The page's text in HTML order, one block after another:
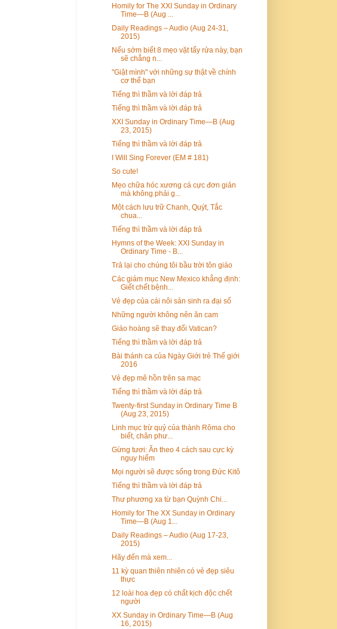
Homily for The XXI Sunday in Ordinary
Time—B (Aug ...
Daily Readings – Audio (Aug 24-31,
2015)
Nếu sớm biết 8 mẹo vặt tẩy rửa này, bạn
sẽ chẳng n...
"Giật mình" với những sự thật về chính
cơ thể bạn
Tiếng thì thầm và lời đáp trả
Tiếng thì thầm và lời đáp trả
XXI Sunday in Ordinary Time—B (Aug
23, 2015)
Tiếng thì thầm và lời đáp trả
I Will Sing Forever (EM # 181)
So cute!
Mẹo chữa hóc xương cá cực đơn giản
mà không phải g...
Một cách lưu trữ Chanh, Quýt, Tắc
chua...
Tiếng thì thầm và lời đáp trả
Hymns of the Week: XXI Sunday in
Ordinary Time - B...
Trả lại cho chúng tôi bầu trời tôn giáo
Các giám mục New Mexico khẳng định:
Giết chết bệnh...
Vẻ đẹp của cái nôi sản sinh ra đại số
Những người không nên ăn cam
Giáo hoàng sẽ thay đổi Vatican?
Tiếng thì thầm và lời đáp trả
Bài thánh ca của Ngày Giới trẻ Thế giới
2016
Vẻ đẹp mê hồn trên sa mạc
Tiếng thì thầm và lời đáp trả
Twenty-first Sunday in Ordinary Time B
(Aug 23, 2015)
Linh mục trừ quỷ của thành Rôma cho
biết, chân phư...
Gừng tươi: Ăn theo 4 cách sau cực kỳ
nguy hiểm
Mọi người sẽ được sống trong Ðức Kitô
Tiếng thì thầm và lời đáp trả
Thư phương xa từ bạn Quỳnh Chi...
Homily for The XX Sunday in Ordinary
Time—B (Aug 1...
Daily Readings – Audio (Aug 17-23,
2015)
Hãy đến mà xem...
11 kỳ quan thiên nhiên có vẻ đẹp siêu
thực
12 loài hoa đẹp có chất kịch độc chết
người
XX Sunday in Ordinary Time—B (Aug
16, 2015)